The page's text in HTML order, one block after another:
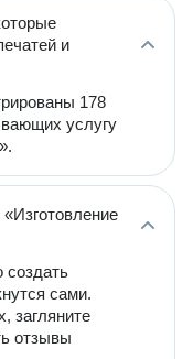
и
178
услугу
создать
сами.
загляните
отзывы